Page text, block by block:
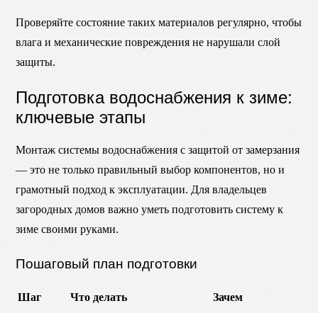
Проверяйте состояние таких материалов регулярно, чтобы
влага и механические повреждения не нарушали слой
защиты.
Подготовка водоснабжения к зиме:
ключевые этапы
Монтаж системы водоснабжения с защитой от замерзания
— это не только правильный выбор компонентов, но и
грамотный подход к эксплуатации. Для владельцев
загородных домов важно уметь подготовить систему к
зиме своими руками.
Пошаговый план подготовки
Шаг Что делать Зачем